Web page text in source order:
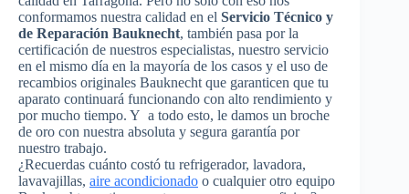
conformamos nuestra calidad en el Servicio Técnico y
de Reparación Bauknecht, también pasa por la
certificación de nuestros especialistas, nuestro servicio
en el mismo día en la mayoría de los casos y el uso de
recambios originales Bauknecht que garanticen que tu
aparato continuará funcionando con alto rendimiento y
por mucho tiempo. Y a todo esto, le damos un broche
de oro con nuestra absoluta y segura garantía por
nuestro trabajo.
¿Recuerdas cuánto costó tu refrigerador, lavadora,
lavavajillas, aire acondicionado o cualquier otro equipo